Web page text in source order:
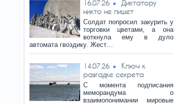
16.07.26
Диктатору
никто не пишет
Солдат попросил закурить у
торговки цветами, а она
воткнула ему в дуло
автомата гвоздику. Жест…
14.07.26
Ключ к
разгадке секрета
С момента подписания
меморандума о
взаимопонимании мировые